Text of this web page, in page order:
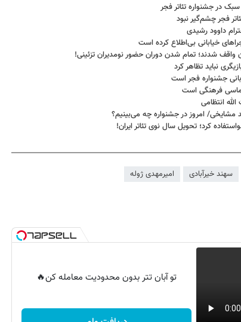
در جشنواره تئاتر فجر
فجر چشم‌گیر نبود
خیابانی بی‌اطلاع کرده است
واقف شدند؛ تمام شدن دوران حضور نومدیران تزئینی!
نباید تظاهر کرد
جشنواره فجر است
فرهنگی است
انتظامی
مشایخی/ امروز در جشنواره چه می‌بینیم؟
کرد؛ تحویل سال نوی تئاتر ایران!
سهند خیرآبادی
امیرمهدی ژوله
تو آبان تتر بدون محدودیت معامله کن🔥